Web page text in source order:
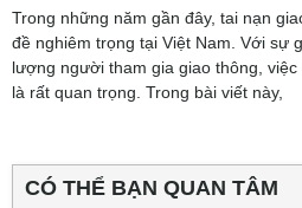
Trong những năm gần đây, tai nạn
đề nghiêm trọng tại Việt Nam. Với sự
lượng người tham gia giao thông,
là rất quan trọng. Trong bài viết này,
CÓ THỂ BẠN QUAN TÂM